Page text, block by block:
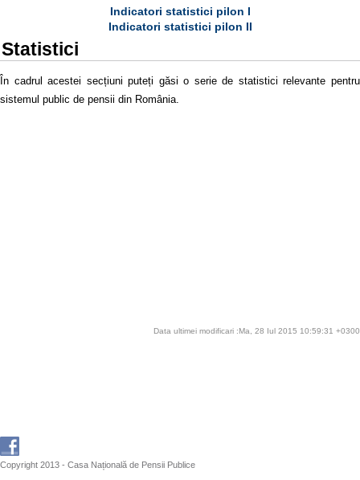
Indicatori statistici pilon I
Indicatori statistici pilon II
Statistici
În cadrul acestei secțiuni puteți găsi o serie de statistici relevante pentru
sistemul public de pensii din România.
Data ultimei modificari :Ma, 28 Iul 2015 10:59:31 +0300
Copyright 2013 - Casa Națională de Pensii Publice